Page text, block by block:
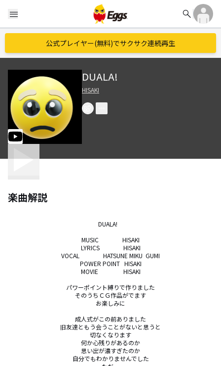
menu search
公式プレイヤー(無料)でサクサク連続再生
DUALA!
HISAKI
楽曲解説
DUALA!
MUSIC                HISAKI
LYRICS                HISAKI
VOCAL                HATSUNE MIKU  GUMI
POWER POINT   HISAKI
MOVIE                 HISAKI
パワーポイント縛りで作りました
そのうちＣＧ作品がでます
お楽しみに
成人式がこの前ありました
旧友達ともう会うことがないと思うと
切なくなります
何か心残りがあるのか
思い出が濃すぎたのか
自分でもわかりませんでした